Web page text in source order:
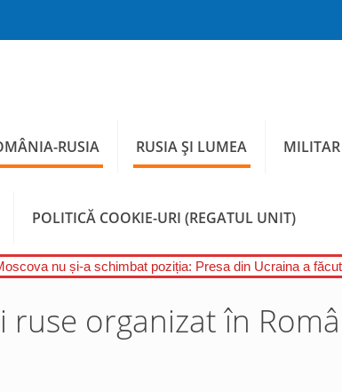
RUSIA RUSIA ȘI LUMEA MILITAR
POLITICĂ COOKIE-URI (REGATUL UNIT)
nu și-a schimbat poziția: Presa din Ucraina a
ruse organizat în